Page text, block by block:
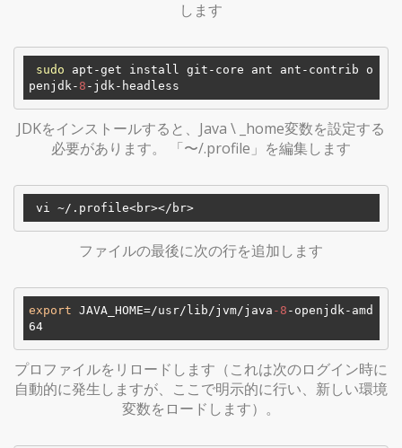
します
sudo apt-get install git-core ant ant-contrib o
penjdk- 8
JDKをインストールすると、Java \ _home変数を設定する
必要があります。 「〜/.profile」を編集します
vi ~/.profile<br></
ファイルの最後に次の行を追加します
export JAVA_HOME=/usr/lib/jvm/java -8 -openjdk-amd
プロファイルをリロードします（これは次のログイン時に
自動的に発生しますが、ここで明示的に行い、新しい環境
変数をロードします）。